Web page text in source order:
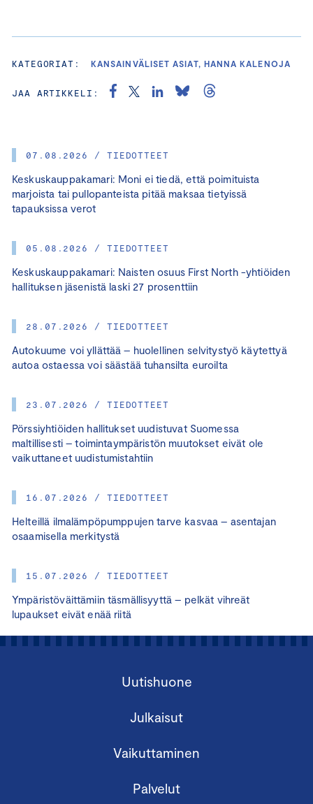
07.08.2026 / TIEDOTTEET
Keskuskauppakamari: Moni ei tiedä, että poimituista
marjoista tai pullopanteista pitää maksaa tietyissä
tapauksissa verot
05.08.2026 / TIEDOTTEET
Keskuskauppakamari: Naisten osuus First North -yhtiöiden
hallituksen jäsenistä laski 27 prosenttiin
28.07.2026 / TIEDOTTEET
Autokuume voi yllättää – huolellinen selvitystyö käytettyä
autoa ostaessa voi säästää tuhansilta euroilta
23.07.2026 / TIEDOTTEET
Pörssiyhtiöiden hallitukset uudistuvat Suomessa
maltillisesti – toimintaympäristön muutokset eivät ole
vaikuttaneet uudistumistahtiin
16.07.2026 / TIEDOTTEET
Helteillä ilmalämpöpumppujen tarve kasvaa – asentajan
osaamisella merkitystä
15.07.2026 / TIEDOTTEET
Ympäristöväittämiin täsmällisyyttä – pelkät vihreät
lupaukset eivät enää riitä
KATEGORIAT: KANSAINVÄLISET ASIAT, HANNA KALENOJA
JAA ARTIKKELI:
Uutishuone
Julkaisut
Vaikuttaminen
Palvelut